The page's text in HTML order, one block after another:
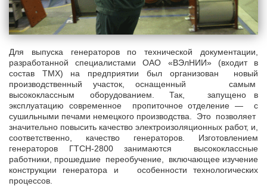
Для выпуска генераторов по технической документации,
разработанной специалистами ОАО «ВЭлНИИ» (входит в
состав ТМХ) на предприятии был организован новый
производственный участок, оснащенный самым
высококлассным оборудованием. Так, запущено в
эксплуатацию современное пропиточное отделение — с
сушильными печами немецкого производства. Это позволяет
значительно повысить качество электроизоляционных работ, и,
соответственно, качество генераторов. Изготовлением
генераторов ГТСН-2800 занимаются высококлассные
работники, прошедшие переобучение, включающее изучение
конструкции генератора и особенности технологических
процессов.